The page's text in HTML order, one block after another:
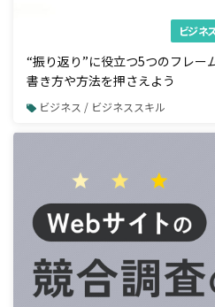
ビジネ
“振り返り”に役立つ5つのフレー
書き方や方法を押さえよう
ビジネス / ビジネススキル